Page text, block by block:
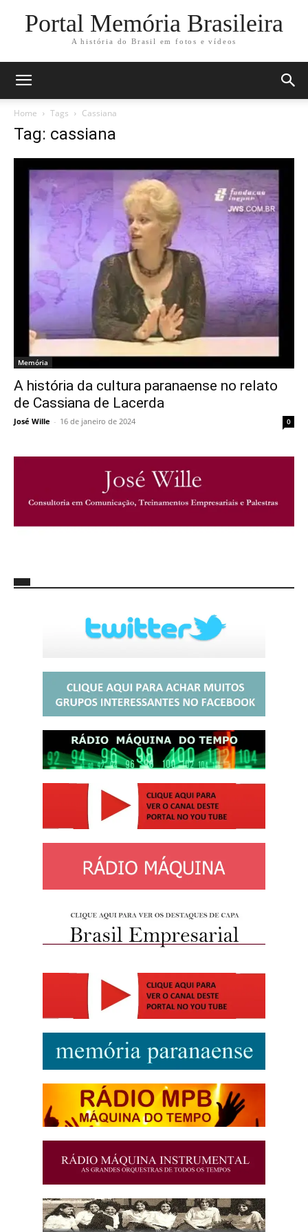
Portal Memória Brasileira
A história do Brasil em fotos e vídeos
Home Tags Cassiana
Tag: cassiana
Memória
A história da cultura paranaense no relato
de Cassiana de Lacerda
José Wille - 16 de janeiro de 2024 0